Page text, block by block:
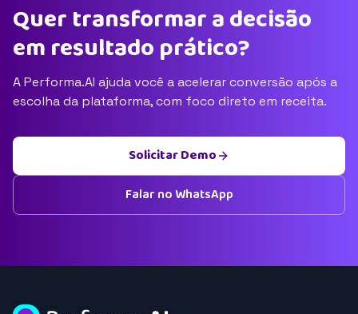
Quer transformar a decisão
em resultado prático?
A Performa.AI ajuda você a acelerar conversão após a
escolha da plataforma, com foco direto em receita.
Solicitar Demo
Falar no WhatsApp